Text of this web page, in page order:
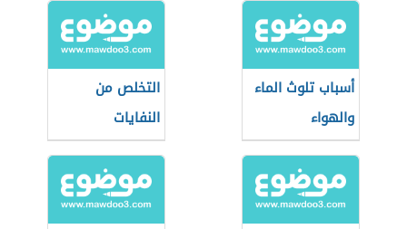
أسباب تلوث الماء
والهواء
التخلص من
النفايات